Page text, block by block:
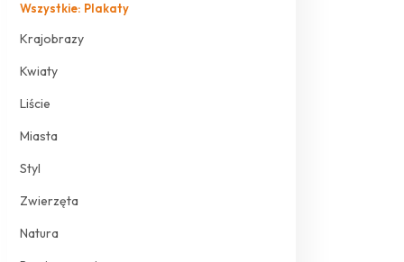
Wszystkie: Plakaty
Krajobrazy
Kwiaty
Liście
Miasta
Styl
Zwierzęta
Natura